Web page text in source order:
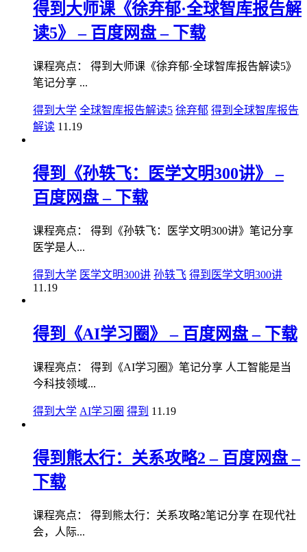
得到大师课《徐弃郁·全球智库报告解
读5》 – 百度网盘 – 下载
课程亮点： 得到大师课《徐弃郁·全球智库报告解读5》
笔记分享 ...
得到大学 全球智库报告解读5 徐弃郁 得到全球智库报告
解读 11.19
得到《孙轶飞：医学文明300讲》 –
百度网盘 – 下载
课程亮点： 得到《孙轶飞：医学文明300讲》笔记分享
医学是人...
得到大学 医学文明300讲 孙轶飞 得到医学文明300讲
11.19
得到《AI学习圈》 – 百度网盘 – 下载
课程亮点： 得到《AI学习圈》笔记分享 人工智能是当
今科技领域...
得到大学 AI学习圈 得到 11.19
得到熊太行：关系攻略2 – 百度网盘 –
下载
课程亮点： 得到熊太行：关系攻略2笔记分享 在现代社
会，人际...